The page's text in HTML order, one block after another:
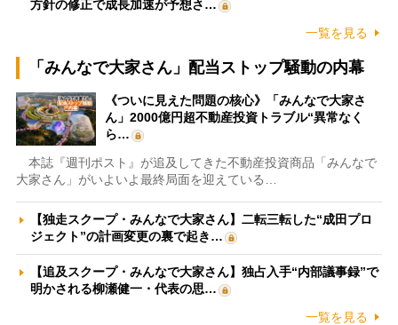
方針の修正で成長加速が予想さ…
一覧を見る
「みんなで大家さん」配当ストップ騒動の内幕
《ついに見えた問題の核心》「みんなで大家さ
ん」2000億円超不動産投資トラブル“異常なく
ら…
本誌『週刊ポスト』が追及してきた不動産投資商品「みんなで
大家さん」がいよいよ最終局面を迎えている…
【独走スクープ・みんなで大家さん】二転三転した“成田プロ
ジェクト”の計画変更の裏で起き…
【追及スクープ・みんなで大家さん】独占入手“内部議事録”で
明かされる柳瀬健一・代表の思…
一覧を見る